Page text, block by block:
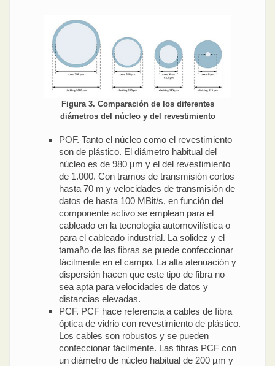
Figura 3. Comparación de los diferentes
diámetros del núcleo y del revestimiento
POF. Tanto el núcleo como el revestimiento
son de plástico. El diámetro habitual del
núcleo es de 980 µm y el del revestimiento
de 1.000. Con tramos de transmisión cortos
hasta 70 m y velocidades de transmisión de
datos de hasta 100 MBit/s, en función del
componente activo se emplean para el
cableado en la tecnología automovilística o
para el cableado industrial. La solidez y el
tamaño de las fibras se puede confeccionar
fácilmente en el campo. La alta atenuación y
dispersión hacen que este tipo de fibra no
sea apta para velocidades de datos y
distancias elevadas.
PCF. PCF hace referencia a cables de fibra
óptica de vidrio con revestimiento de plástico.
Los cables son robustos y se pueden
confeccionar fácilmente. Las fibras PCF con
un diámetro de núcleo habitual de 200 µm y